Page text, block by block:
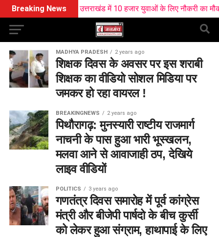
Breaking News उत्तराखंड में 10 हजार युवाओं के लिए नौकरी का
MADHYA PRADESH 2 years ago
शिक्षक दिवस के अवसर पर इस शराबी
शिक्षक का वीडियो सोशल मिडिया पर
जमकर हो रहा वायरल !
BREAKINGNEWS 2 years ago
पिथौरागढ़: मुनस्यारी राष्टीय राजमार्ग
नाचनी के पास हुआ भारी भूस्खलन,
मलवा आने से आवाजाही ठप, देखिये
लाइव वीडियों
POLITICS 3 years ago
गणतंत्र दिवस समारोह में पूर्व कांग्रेस
मंत्री और बीजेपी पार्षदो के बीच कुर्सी
को लेकर हुआ संग्राम, हाथापाई के लिए